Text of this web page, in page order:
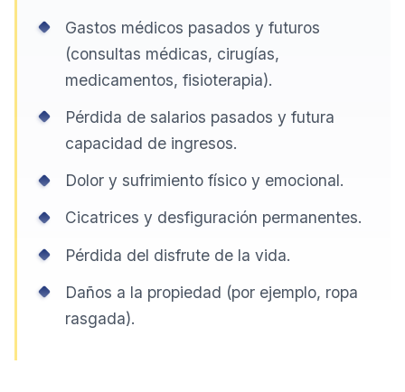
Gastos médicos pasados y futuros
(consultas médicas, cirugías,
medicamentos, fisioterapia).
Pérdida de salarios pasados y futura
capacidad de ingresos.
Dolor y sufrimiento físico y emocional.
Cicatrices y desfiguración permanentes.
Pérdida del disfrute de la vida.
Daños a la propiedad (por ejemplo, ropa
rasgada).